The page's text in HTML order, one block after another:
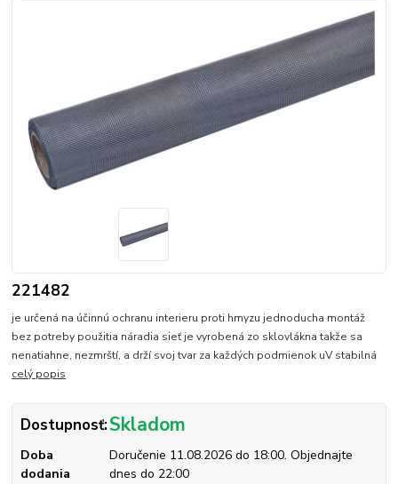
221482
je určená na účinnú ochranu interieru proti hmyzu jednoducha montáž
bez potreby použitia náradia sieť je vyrobená zo sklovlákna takže sa
nenatiahne, nezmrští, a drží svoj tvar za každých podmienok uV stabilná
celý popis
Dostupnosť:Skladom
Doba
dodania
Doručenie 11.08.2026 do 18:00. Objednajte
dnes do 22:00